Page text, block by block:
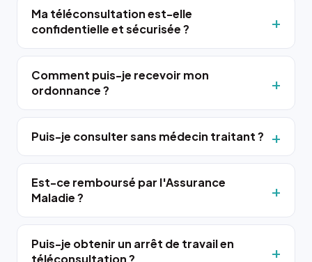
Ma téléconsultation est-elle
confidentielle et sécurisée ?
Comment puis-je recevoir mon
ordonnance ?
Puis-je consulter sans médecin traitant ?
Est-ce remboursé par l'Assurance
Maladie ?
Puis-je obtenir un arrêt de travail en
téléconsultation ?